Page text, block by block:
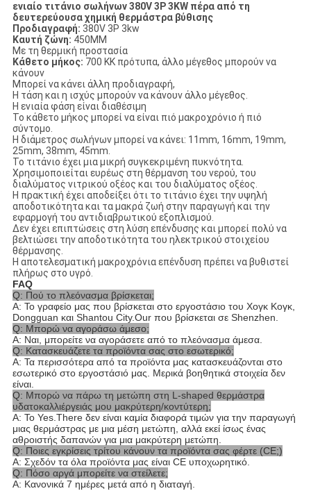
ενιαίο τιτάνιο σωλήνων 380V 3P 3KW πέρα από τη
δευτερεύουσα χημική θερμάστρα βύθισης
Προδιαγραφή: 380V 3P 3kw
Καυτή ζώνη: 450MM
Με τη θερμική προστασία
Κάθετο μήκος: 700 ΚΚ πρότυπα, άλλο μέγεθος μπορούν να
κάνουν
Μπορεί να κάνει άλλη προδιαγραφή,
Η τάση και η ισχύς μπορούν να κάνουν άλλο μέγεθος.
Η ενιαία φάση είναι διαθέσιμη
Το κάθετο μήκος μπορεί να είναι πιό μακροχρόνιο ή πιό
σύντομο.
Η διάμετρος σωλήνων μπορεί να κάνει: 11mm, 16mm, 19mm,
25mm, 38mm, 45mm.
Το τιτάνιο έχει μια μικρή συγκεκριμένη πυκνότητα.
Χρησιμοποιείται ευρέως στη θέρμανση του νερού, του
διαλύματος νιτρικού οξέος και του διαλύματος οξέος.
Η πρακτική έχει αποδείξει ότι το τιτάνιο έχει την υψηλή
αποδοτικότητα και τα μακρά ζωή στην παραγωγή και την
εφαρμογή του αντιδιαβρωτικού εξοπλισμού.
Δεν έχει επιπτώσεις στη λύση επένδυσης και μπορεί πολύ να
βελτιώσει την αποδοτικότητα του ηλεκτρικού στοιχείου
θέρμανσης.
Η αποτελεσματική μακροχρόνια επένδυση πρέπει να βυθιστεί
πλήρως στο υγρό.
FAQ
Q: Πού το πλεόνασμα βρίσκεται;
Α: Το γραφείο μας που βρίσκεται στο εργοστάσιο του Χογκ Κογκ,
Dongguan και Shantou City.Our που βρίσκεται σε Shenzhen.
Q: Μπορώ να αγοράσω άμεσο;
Α: Ναι, μπορείτε να αγοράσετε από το πλεόνασμα άμεσα.
Q: Κατασκευάζετε τα προϊόντα σας στο εσωτερικό;
Α: Τα περισσότερα από τα προϊόντα μας κατασκευάζονται στο
εσωτερικό στο εργοστάσιό μας. Μερικά βοηθητικά στοιχεία δεν
είναι.
Q: Μπορώ να πάρω τη μετώπη στη L-shaped θερμάστρα
υδατοκαλλιέργειάς μου μακρύτερη/κοντύτερη;
Α: Το Yes.There δεν είναι καμία διαφορά τιμών για την παραγωγή
μιας θερμάστρας με μια μέση μετώπη, αλλά εκεί ίσως ένας
αθροιστής δαπανών για μια μακρύτερη μετώπη.
Q: Ποιες εγκρίσεις τρίτου κάνουν τα προϊόντα σας φέρτε (CE;)
Α: Σχεδόν τα όλα προϊόντα μας είναι CE υποχωρητικό.
Q: Πόσο αργά μπορείτε να στείλετε;
Α: Κανονικά 7 ημέρες μετά από η διαταγή.